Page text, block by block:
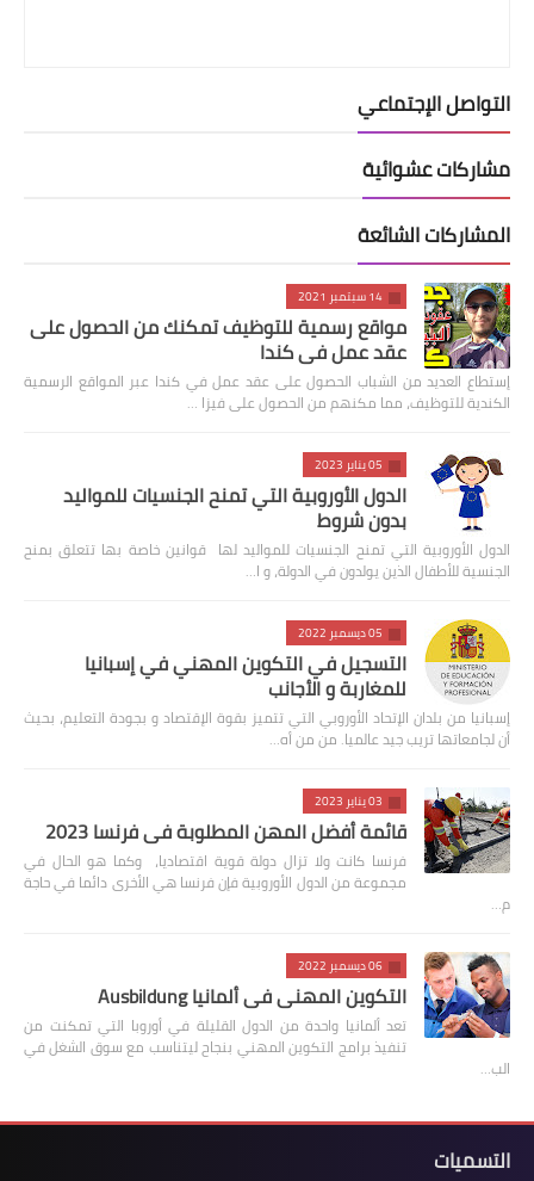
التواصل الإجتماعي
مشاركات عشوائية
المشاركات الشائعة
14 سبتمبر 2021
مواقع رسمية للتوظيف تمكنك من الحصول على
عقد عمل في كندا
إستطاع العديد من الشباب الحصول على عقد عمل في كندا عبر المواقع الرسمية
الكندية للتوظيف، مما مكنهم من الحصول على فيزا …
05 يناير 2023
الدول الأوروبية التي تمنح الجنسيات للمواليد
بدون شروط
الدول الأوروبية التي تمنح الجنسيات للمواليد لها قوانين خاصة بها تتعلق بمنح
الجنسية للأطفال الذين يولدون في الدولة، و ا…
05 ديسمبر 2022
التسجيل في التكوين المهني في إسبانيا
للمغاربة و الأجانب
إسبانيا من بلدان الإتحاد الأوروبي التي تتميز بقوة الإقتصاد و بجودة التعليم، بحيث
أن لجامعاتها تريب جيد عالميا. من من أه…
03 يناير 2023
قائمة أفضل المهن المطلوبة في فرنسا 2023
فرنسا كانت ولا تزال دولة قوية اقتصاديا، وكما هو الحال في
مجموعة من الدول الأوروبية فإن فرنسا هي الأخرى دائما في حاجة
م…
06 ديسمبر 2022
التكوين المهني في ألمانيا Ausbildung
تعد ألمانيا واحدة من الدول القليلة في أوروبا التي تمكنت من
تنفيذ برامج التكوين المهني بنجاح ليتناسب مع سوق الشغل في
الب…
التسميات